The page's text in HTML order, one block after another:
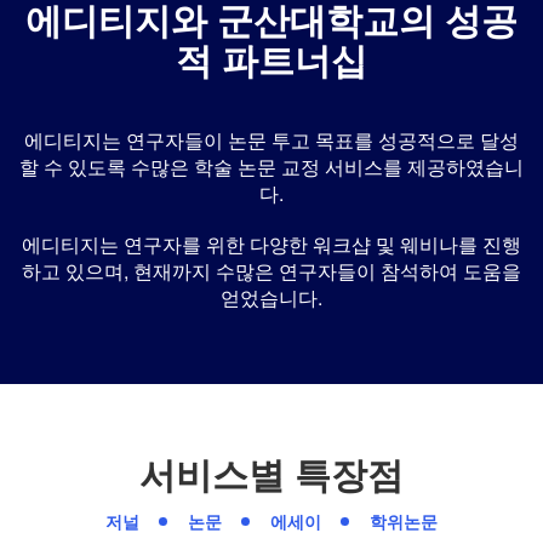
에디티지와 군산대학교의 성공
적 파트너십
에디티지는 연구자들이 논문 투고 목표를 성공적으로 달성
할 수 있도록 수많은 학술 논문 교정 서비스를 제공하였습니
다.
에디티지는 연구자를 위한 다양한 워크샵 및 웨비나를 진행
하고 있으며, 현재까지 수많은 연구자들이 참석하여 도움을
얻었습니다.
서비스별 특장점
저널 논문 에세이 학위논문